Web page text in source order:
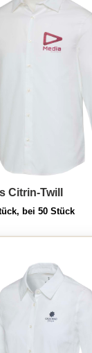
Citrin-Twill
bei 50 Stück